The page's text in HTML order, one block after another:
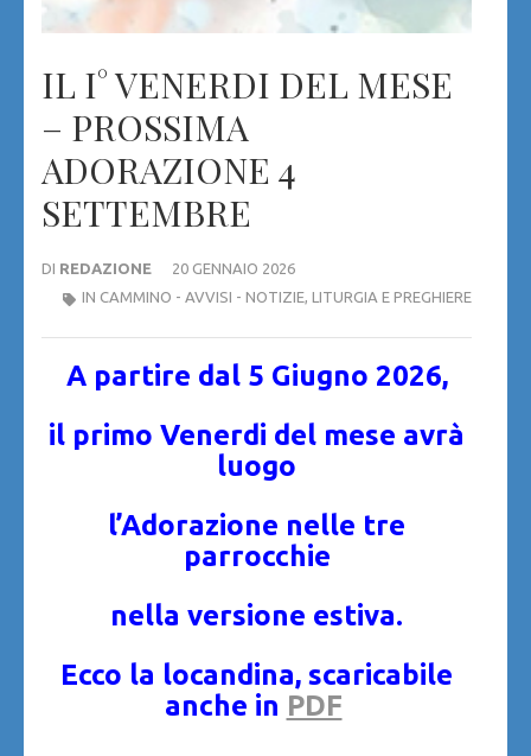
IL I° VENERDI DEL MESE
– PROSSIMA
ADORAZIONE 4
SETTEMBRE
DI REDAZIONE
20 GENNAIO 2026
IN CAMMINO - AVVISI - NOTIZIE, LITURGIA E PREGHIERE
A partire dal 5 Giugno 2026,
il primo Venerdi del mese avrà
luogo
l’Adorazione nelle tre
parrocchie
nella versione estiva.
Ecco la locandina, scaricabile
anche in PDF